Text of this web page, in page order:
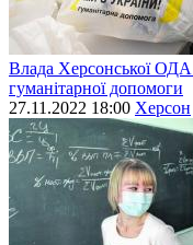
Влада Херсонської ОДА
гуманітарної допомоги
27.11.2022 18:00 Херсон